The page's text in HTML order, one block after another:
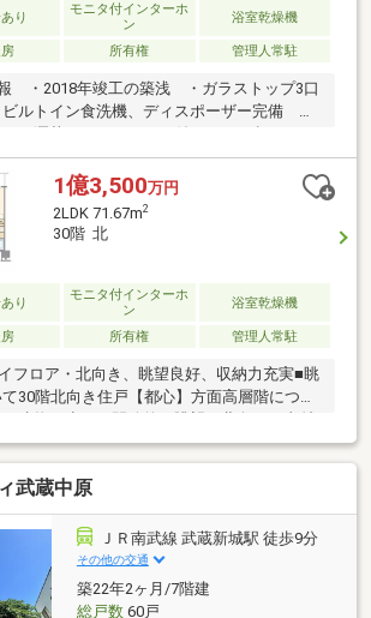
をお手伝いします ━━━━━・・・物件の詳
談はお気軽にお問い合わせください。
り
モニタ付インターホ
ン
浴室乾燥機
所有権 管理人常駐
・2018年竣工の築浅 ・ガラストップ3口
ビルトイン食洗機、ディスポーザー完備 ・
・ウォークインクローゼット、シューズ
ーゼットあり ・屋上スカイデッキ、フィッ
ーム、キッズルームなどの共用施設が充実■
イント ・交通利便性抜群の再開発エリア
杉」のランドマークタワーマンションで
々とした60㎡超2LDK、且つ21階高層で眺
いう条件の揃った希少性の高いお部屋です。
1億3,500万円
2LDK 71.67m2
30階 北
り
モニタ付インターホ
ン
浴室乾燥機
所有権 管理人常駐
フロア・北向き、眺望良好、収納力充実■眺
30階北向き住戸【都心】方面高層階につき
た安定の採光環境。■間取り・設備につい
を2LDKへ変更し、収納と居室空間を両
SIC等、随所に収納充実・70㎡超のゆとりあ
ディスポーザー／食洗機／床暖房・24時間有
ンシェルジュサービス・ゲストルーム／ラ
フィットネス／キッズルーム等、共用施設充
小杉」駅徒歩圏、再開発エリアのランドマ
武蔵中原
ＪＲ南武線 武蔵新城駅 徒歩9分
その他の交通
築22年2ヶ月/7階建
総戸数60戸